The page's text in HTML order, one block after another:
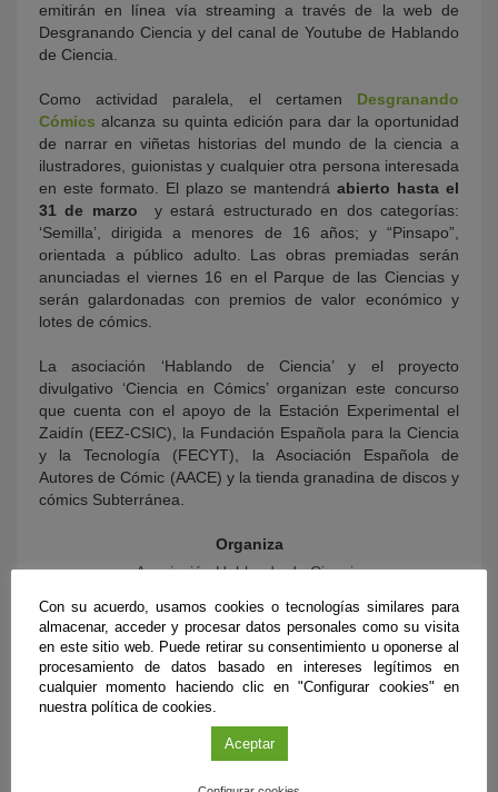
emitirán en línea vía streaming a través de la web de
Desgranando Ciencia y del canal de Youtube de Hablando
de Ciencia.
Como actividad paralela, el certamen Desgranando
Cómics alcanza su quinta edición para dar la oportunidad
de narrar en viñetas historias del mundo de la ciencia a
ilustradores, guionistas y cualquier otra persona interesada
en este formato. El plazo se mantendrá abierto hasta el
31 de marzo y estará estructurado en dos categorías:
‘Semilla’, dirigida a menores de 16 años; y “Pinsapo”,
orientada a público adulto. Las obras premiadas serán
anunciadas el viernes 16 en el Parque de las Ciencias y
serán galardonadas con premios de valor económico y
lotes de cómics.
La asociación ‘Hablando de Ciencia’ y el proyecto
divulgativo ‘Ciencia en Cómics’ organizan este concurso
que cuenta con el apoyo de la Estación Experimental el
Zaidín (EEZ-CSIC), la Fundación Española para la Ciencia
y la Tecnología (FECYT), la Asociación Española de
Autores de Cómic (AACE) y la tienda granadina de discos y
cómics Subterránea.
Organiza
Asociación Hablando de Ciencia
Patrocina
Facultad de Farmacia - Departamento de
bioquímica y biología molecular 2 -
Oficina de Software Libre de la
Universidad de Granada - Hero
Colabora
Universidad de Granada - Parque de las
Con su acuerdo, usamos cookies o tecnologías similares para
almacenar, acceder y procesar datos personales como su visita
en este sitio web. Puede retirar su consentimiento u oponerse al
procesamiento de datos basado en intereses legítimos en
cualquier momento haciendo clic en "Configurar cookies" en
nuestra política de cookies.
Aceptar